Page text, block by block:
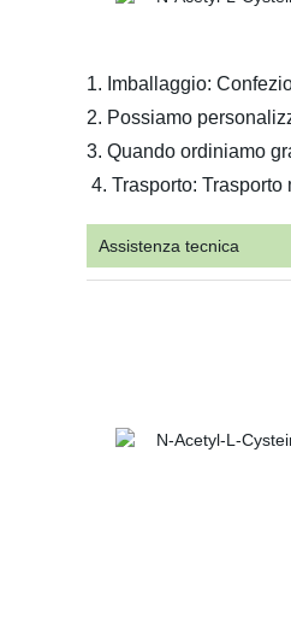
1. Imballaggio:
2. Possiamo
3. Quando ordiniamo
4. Trasporto:
Assistenza tecnica